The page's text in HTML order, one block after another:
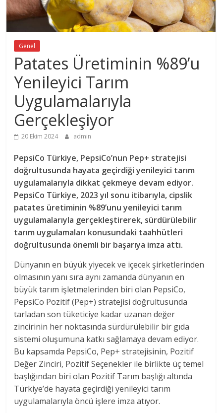
Genel
Patates Üretiminin %89’u
Yenileyici Tarım
Uygulamalarıyla
Gerçekleşiyor
20 Ekim 2024 admin
PepsiCo Türkiye, PepsiCo’nun Pep+ stratejisi
doğrultusunda hayata geçirdiği yenileyici tarım
uygulamalarıyla dikkat çekmeye devam ediyor.
PepsiCo Türkiye, 2023 yıl sonu itibarıyla, cipslik
patates üretiminin %89’unu yenileyici tarım
uygulamalarıyla gerçekleştirerek, sürdürülebilir
tarım uygulamaları konusundaki taahhütleri
doğrultusunda önemli bir başarıya imza attı.
Dünyanın en büyük yiyecek ve içecek şirketlerinden
olmasının yanı sıra aynı zamanda dünyanın en
büyük tarım işletmelerinden biri olan PepsiCo,
PepsiCo Pozitif (Pep+) stratejisi doğrultusunda
tarladan son tüketiciye kadar uzanan değer
zincirinin her noktasında sürdürülebilir bir gıda
sistemi oluşumuna katkı sağlamaya devam ediyor.
Bu kapsamda PepsiCo, Pep+ stratejisinin, Pozitif
Değer Zinciri, Pozitif Seçenekler ile birlikte üç temel
başlığından biri olan Pozitif Tarım başlığı altında
Türkiye’de hayata geçirdiği yenileyici tarım
uygulamalarıyla öncü işlere imza atıyor.